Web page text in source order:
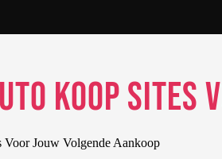
Koop Sites
Jouw Volgende Aankoop